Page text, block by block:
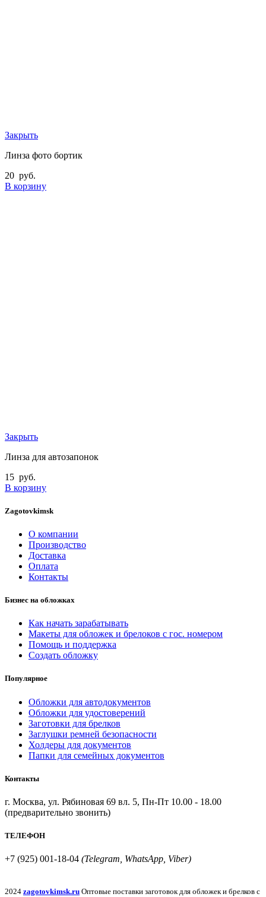
Закрыть
Линза фото бортик
20 руб.
В корзину
Закрыть
Линза для автозапонок
15 руб.
В корзину
Zagotovkimsk
О компании
Производство
Доставка
Оплата
Контакты
Бизнес на обложках
Как начать зарабатывать
Макеты для обложек и брелоков с гос. номером
Помощь и поддержка
Создать обложку
Популярное
Обложки для автодокументов
Обложки для удостоверений
Заготовки для брелков
Заглушки ремней безопасности
Холдеры для документов
Папки для семейных документов
Контакты
г. Москва, ул. Рябиновая 69 вл. 5, Пн-Пт 10.00 - 18.00
(предварительно звонить)
ТЕЛЕФОН
+7 (925) 001-18-04 (Telegram, WhatsApp, Viber)
2024 zagotovkimsk.ru Оптовые поставки заготовок для обложек и брелков с